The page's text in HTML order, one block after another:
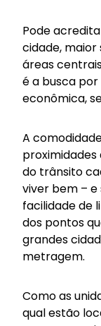
Pode
cidade,
áreas
é a busca
econômica,
A
proximidades
do trânsito
viver bem –
facilidade de
dos pontos
grandes
metragem.
Como as
qual estão